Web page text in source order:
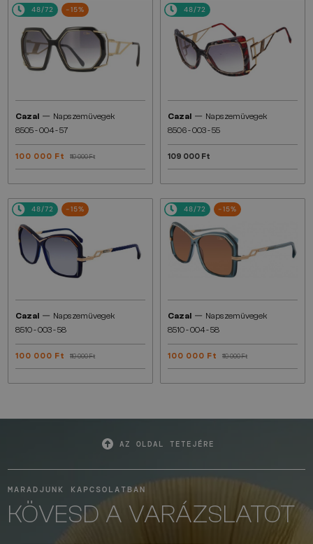
48/72 -15%
Cazal — Napszemüvegek
8505 - 004 - 57
100 000 Ft 119 000 Ft
48/72
Cazal — Napszemüvegek
8506 - 003 - 55
109 000 Ft
48/72 -15%
Cazal — Napszemüvegek
8510 - 003 - 58
100 000 Ft 119 000 Ft
48/72 -15%
Cazal — Napszemüvegek
8510 - 004 - 58
100 000 Ft 119 000 Ft
AZ OLDAL TETEJÉRE
MARADJUNK KAPCSOLATBAN
KÖVESD A VARÁZSLATOT